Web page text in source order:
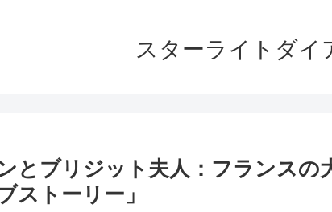
スターライトダイ
とブリジット夫人：フランスの
ストーリー」